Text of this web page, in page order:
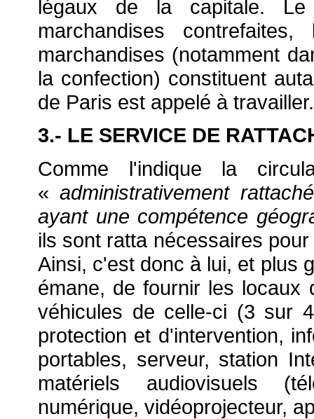
légaux de la capitale.
marchandises
marchandises (notamment
la confection) constituent
de Paris est appelé à travailler.
3.- LE SERVICE DE
Comme l'indique la
«administrativement
ayant une compétence
ils sont ratta nécessaires
Ainsi, c'est donc à lui, et plus
émane, de fournir les locaux
véhicules de celle-ci (3 sur
protection et d'intervention,
portables, serveur, station
matériels audiovisuels
numérique, vidéoprojecteur,